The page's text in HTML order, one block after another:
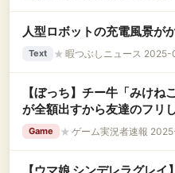
人型ロボットの充電風景が
Text ★ 暇つぶしニュース
【ぼっち】チー牛「みけ
が全額出すから友達のフリ
Game ★ ゲーム実況者速報